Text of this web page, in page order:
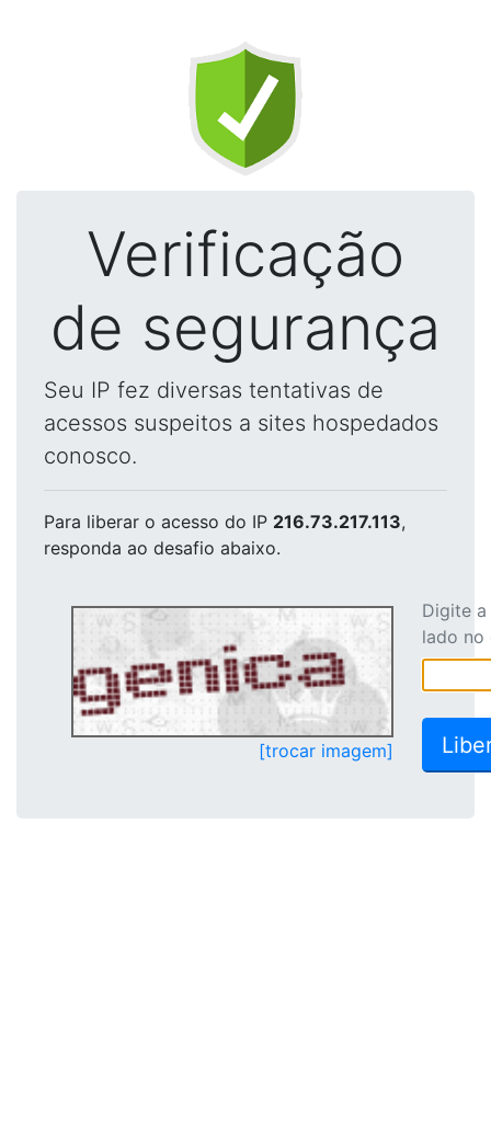
Verificação
de segurança
Seu IP fez diversas tentativas de
acessos suspeitos a sites hospedados
conosco.
Para liberar o acesso do IP 216.73.217.113,
responda ao desafio abaixo.
[trocar imagem]
Digite
lado no